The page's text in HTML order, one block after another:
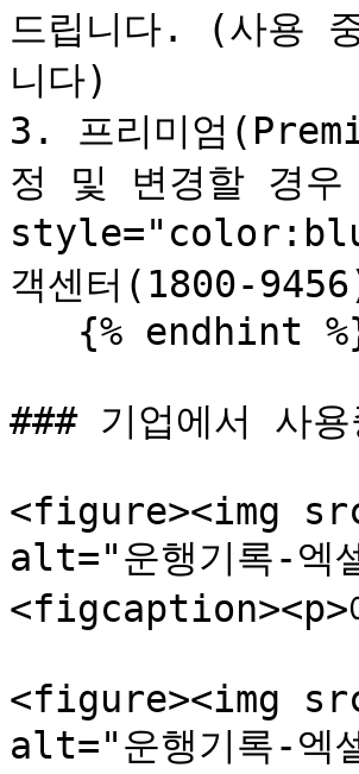
드립니다. (사용
니다)
3. 프리미엄
정 및 변경할 경
객센터(1800-
### 기업에서 사
<figure><img
alt="운행기록-엑
<figure><img
alt="운행기록-엑